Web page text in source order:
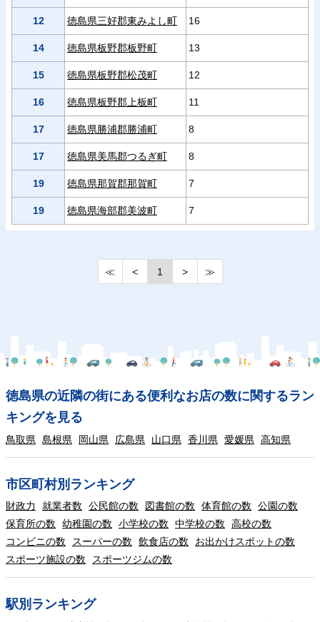
12 徳島県三好郡東みよし町 16
14 徳島県板野郡板野町 13
15 徳島県板野郡松茂町 12
16 徳島県板野郡上板町 11
17 徳島県勝浦郡勝浦町 8
17 徳島県美馬郡つるぎ町 8
19 徳島県那賀郡那賀町 7
19 徳島県海部郡美波町 7
≪ < 1 > ≫
徳島県の近隣の街にある便利なお店の数に関するラン
キングを見る
鳥取県 島根県 岡山県 広島県 山口県 香川県 愛媛県 高知県
市区町村別ランキング
財政力 就業者数 公民館の数 図書館の数 体育館の数
公園の数
保育所の数
幼稚園の数 小学校の数 中学校の数
高校の数
コンビニの数
スーパーの数 飲食店の数
お出かけスポットの数
スポーツ施設の数
スポーツジムの数
駅別ランキング